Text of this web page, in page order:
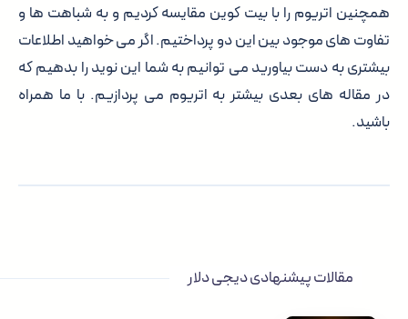
همچنین اتریوم را با بیت کوین مقایسه کردیم و به شباهت ها و
تفاوت های موجود بین این دو پرداختیم. اگر می خواهید اطلاعات
بیشتری به دست بیاورید می توانیم به شما این نوید را بدهیم که
در مقاله های بعدی بیشتر به اتریوم می پردازیم. با ما همراه
باشید.
مقالات پیشنهادی دیجی دلار